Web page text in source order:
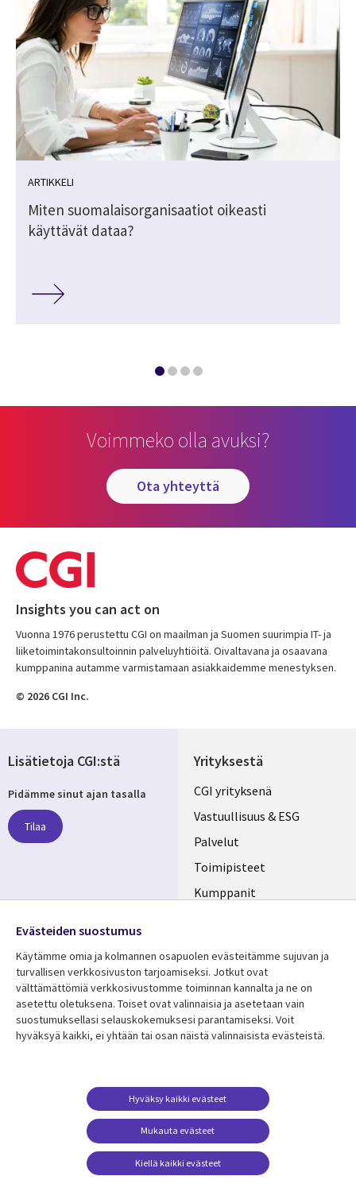
ARTIKKELI
Miten suomalaisorganisaatiot oikeasti
käyttävät dataa?
Voimmeko olla avuksi?
ota yhteyttä
Insights you can act on
Vuonna 1976 perustettu CGI on maailman ja Suomen suurimpia IT- ja
liiketoimintakonsultoinnin palveluyhtiöitä. Oivaltavana ja osaavana
kumppanina autamme varmistamaan asiakkaidemme menestyksen.
© 2026 CGI Inc.
Yrityksestä
Useful
links
FINLAND
CGI yrityksenä
Vastuullisuus & ESG
Palvelut
Toimipisteet
Kumppanit
Resurssikeskus
Library
FINLAND
Asiakastarinat
Lisätietoa
Legal
Tietosuoja
Käyttöehdot
Yhteystiedot
Evästeasetuksesi
Lisätietoja CGI:stä
Pidämme sinut ajan tasalla
Tilaa
Media
FINLAND
Evästeiden suostumus
Käytämme omia ja kolmannen osapuolen evästeitämme sujuvan ja
turvallisen verkkosivuston tarjoamiseksi. Jotkut ovat
välttämättömiä verkkosivustomme toiminnan kannalta ja ne on
asetettu oletuksena. Toiset ovat valinnaisia ​​ja asetetaan vain
suostumuksellasi selauskokemuksesi parantamiseksi. Voit
hyväksyä kaikki, ei yhtään tai osan näistä valinnaisista evästeistä.
Mukauta evästeet
Hyväksy kaikki evästeet
Kiellä kaikki evästeet